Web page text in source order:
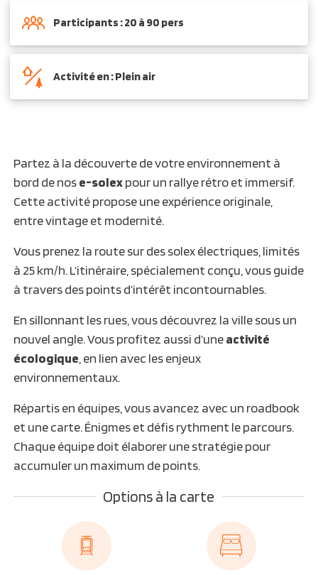
Participants : 20 à 90 pers
Activité en : Plein air
Partez à la découverte de votre environnement à
bord de nose-solexpour un rallye rétro et immersif.
Cette activité propose une expérience originale,
entre vintage et modernité.
Vous prenez la route sur des solex électriques, limités
à 25 km/h. L’itinéraire, spécialement conçu, vous guide
à travers des points d’intérêt incontournables.
En sillonnant les rues, vous découvrez la ville sous un
nouvel angle. Vous profitez aussi d’uneactivité
écologique , en lien avec les enjeux
environnementaux.
Répartis en équipes, vous avancez avec un roadbook
et une carte. Énigmes et défis rythment le parcours.
Chaque équipe doit élaborer une stratégie pour
accumuler un maximum de points.
Options à la carte